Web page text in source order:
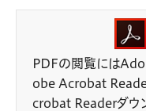
PDFの閲覧には
obe Acrobat
crobat Readerダウ